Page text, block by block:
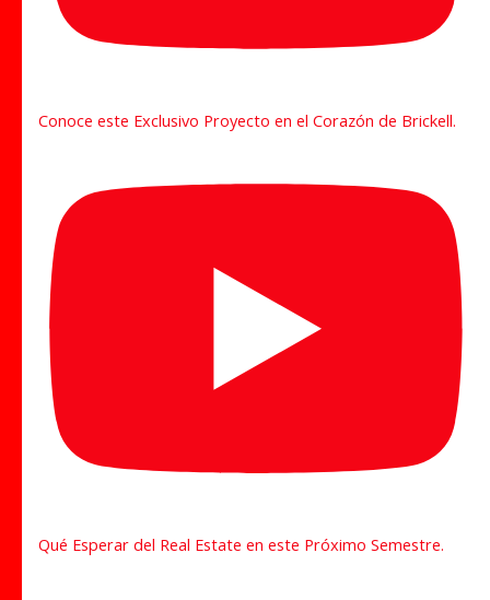
Conoce este Exclusivo Proyecto en el Corazón de Brickell.
Qué Esperar del Real Estate en este Próximo Semestre.